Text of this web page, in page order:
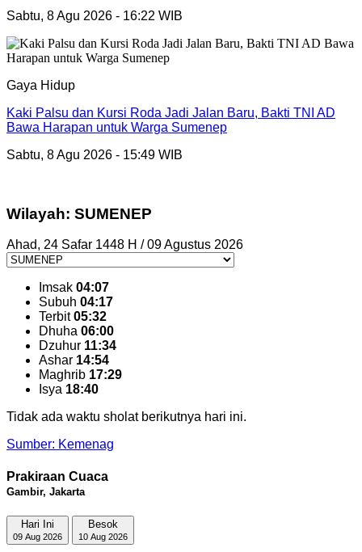
Sabtu, 8 Agu 2026 - 16:22 WIB
Gaya Hidup
Kaki Palsu dan Kursi Roda Jadi Jalan Baru, Bakti TNI AD
Bawa Harapan untuk Warga Sumenep
Sabtu, 8 Agu 2026 - 15:49 WIB
Wilayah: SUMENEP
Ahad, 24 Safar 1448 H / 09 Agustus 2026
Imsak 04:07
Subuh 04:17
Terbit05:32
Dhuha 06:00
Dzuhur 11:34
Ashar 14:54
Maghrib 17:29
Isya 18:40
Tidak ada waktu sholat berikutnya hari ini.
Sumber: Kemenag
Prakiraan Cuaca
Gambir, Jakarta
Hari Ini
09 Aug 2026
Besok
10 Aug 2026